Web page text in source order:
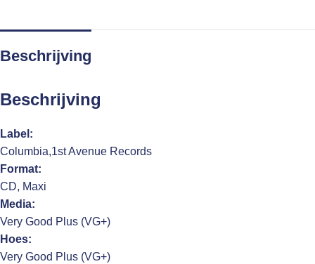
Beschrijving
Beschrijving
Label:
Columbia,1st Avenue Records
Format:
CD, Maxi
Media:
Very Good Plus (VG+)
Hoes:
Very Good Plus (VG+)